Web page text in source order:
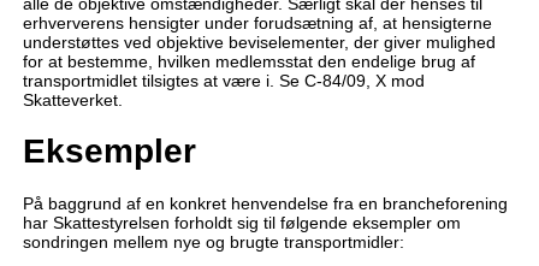
erhververens hensigter under forudsætning af, at hensigterne
understøttes ved objektive beviselementer, der giver mulighed
for at bestemme, hvilken medlemsstat den endelige brug af
transportmidlet tilsigtes at være i. Se C-84/09, X mod
Skatteverket.
Eksempler
På baggrund af en konkret henvendelse fra en brancheforening
har Skattestyrelsen forholdt sig til følgende eksempler om
sondringen mellem nye og brugte transportmidler: